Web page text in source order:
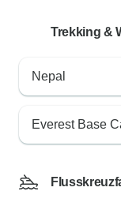
Trekking &
Nepal
Everest Base